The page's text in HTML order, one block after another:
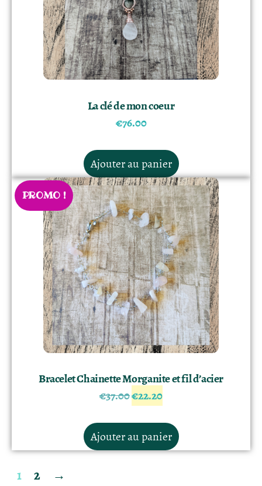
La clé de mon coeur
€76.00
Ajouter au panier
PROMO !
Bracelet Chainette Morganite et fil d’acier
€37.00€22.20
Ajouter au panier
1 2 →